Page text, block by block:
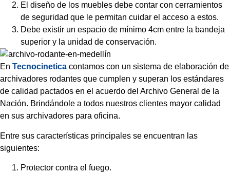
El diseño de los muebles debe contar con cerramientos
de seguridad que le permitan cuidar el acceso a estos.
Debe existir un espacio de mínimo 4cm entre la bandeja
superior y la unidad de conservación.
En Tecnocinetica contamos con un sistema de elaboración de
archivadores rodantes que cumplen y superan los estándares
de calidad pactados en el acuerdo del Archivo General de la
Nación. Brindándole a todos nuestros clientes mayor calidad
en sus archivadores para oficina.
Entre sus características principales se encuentran las
siguientes:
Protector contra el fuego.